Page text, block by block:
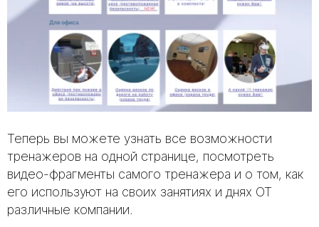
Теперь вы можете узнать все возможности
тренажеров на одной странице, посмотреть
видео-фрагменты самого тренажера и о том, как
его используют на своих занятиях и днях ОТ
различные компании.